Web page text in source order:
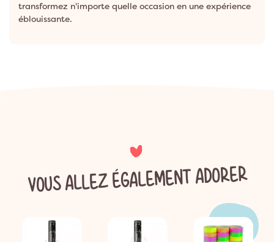
transformez n'importe quelle occasion en une expérience
éblouissante.
VOUS ALLEZ ÉGALEMENT ADORER